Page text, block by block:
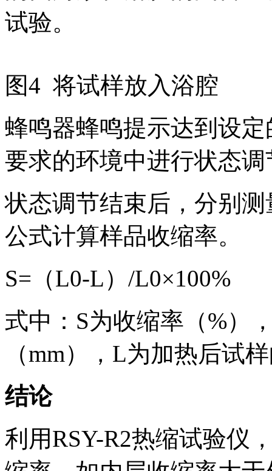
试验。
图4 将试样放入浴腔
蜂鸣器蜂鸣提示达到设
要求的环境中进行状态调
状态调节结束后，分别
公式计算样品收缩率。
S=（L0-L）/L0×100%
式中：S为收缩率（%）
（mm），L为加热后试
结论
利用RSY-R2热缩试验仪